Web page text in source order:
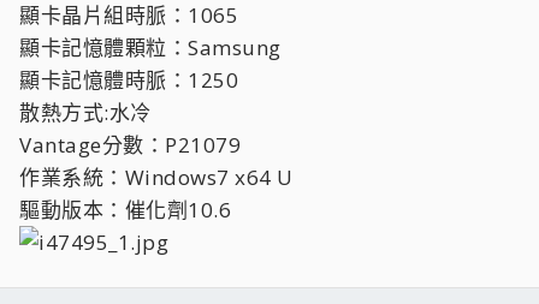
顯卡晶片組時脈：1065
顯卡記憶體顆粒：Samsung
顯卡記憶體時脈：1250
散熱方式:水冷
Vantage分數：P21079
作業系統：Windows7 x64 U
驅動版本：催化劑10.6